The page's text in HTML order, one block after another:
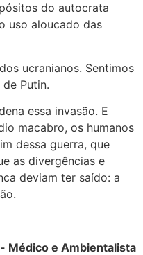
do autocrata
uso aloucado das
ucranianos. Sentimos
Putin.
essa invasão. E
macabro, os humanos
dessa guerra, que
as divergências e
deviam ter saído: a
Médico e Ambientalista